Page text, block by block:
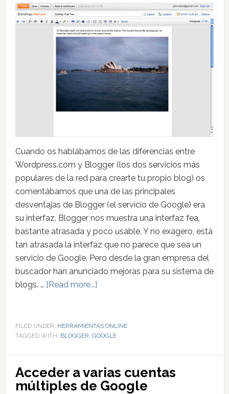
Cuando os hablábamos de las diferencias entre
Wordpress.com y Blogger (los dos servicios más
populares de la red para crearte tu propio blog) os
comentábamos que una de las principales
desventajas de Blogger (el servicio de Google) era
su interfaz. Blogger nos muestra una interfaz fea,
bastante atrasada y poco usable. Y no exagero, está
tan atrasada la interfaz que no parece que sea un
servicio de Google. Pero desde la gran empresa del
buscador han anunciado mejoras para su sistema de
blogs. … [Read more...]
FILED UNDER: HERRAMIENTAS ONLINE
TAGGED WITH: BLOGGER, GOOGLE
Acceder a varias cuentas
múltiples de Google